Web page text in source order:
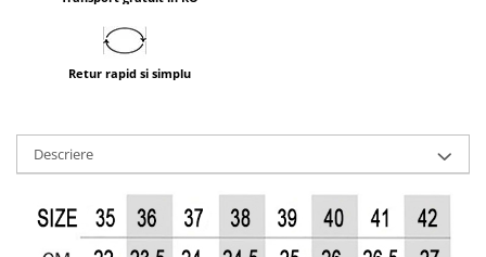
Retur rapid si simplu
Descriere